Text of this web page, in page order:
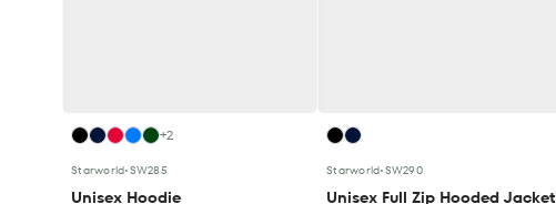
+2
Starworld•SW285
Unisex Hoodie
Starworld•SW290
Unisex Full Zip Hooded Jacket